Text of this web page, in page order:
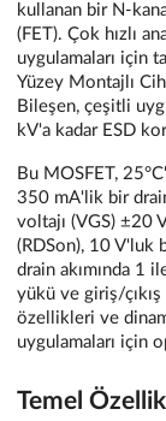
kullanan bir N-
(FET). Çok hızlı
uygulamaları için
Yüzey Montajlı
Bileşen, çeşitli
kV'a kadar ESD
Bu MOSFET,
350 mA'lik bir
voltajı (VGS) ±20
(RDSon), 10 V'luk
drain akımında 1
yükü ve giriş/
özellikleri ve
uygulamaları için
Temel